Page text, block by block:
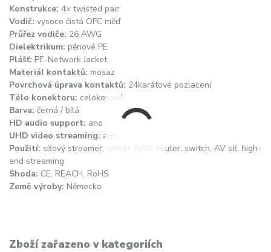
Konstrukce: 4× twisted pair
Vodič: vysoce čistá OFC měď
Průřez vodiče: 26 AWG
Dielektrikum: pěnové PE
Plášť: PE-Network Jacket
Materiál kontaktů: mosaz
Povrchová úprava kontaktů: 24karátové pozlacení
Tělo konektoru: celokovové
Barva: černá / bílá
HD audio support: ano
UHD video streaming: ano
Použití: síťový streamer, server, NAS, router, switch, AV síť, high-
end streaming
Shoda: CE, REACH, RoHS
Země výroby: Německo
Zboží zařazeno v kategoriích